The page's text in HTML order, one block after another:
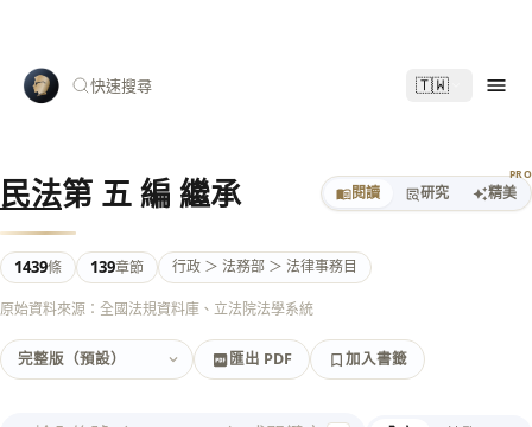
快速搜尋 🇹🇼
民法第 五 編 繼承 閱讀 研究 精美
PRO
1439條 139章節 行政 ＞ 法務部 ＞ 法律事務目
原始資料來源：全國法規資料庫、立法院法學系統
匯出 PDF 加入書籤
匯出 PDF
加入書籤